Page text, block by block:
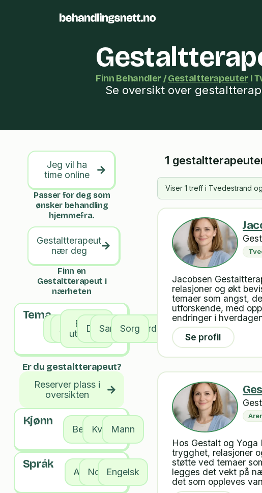
Finn Behandler /GestaltterapeuterI
Se oversikt over
Jeg vil ha
time online
Passer for deg som
ønsker behandling
hjemmefra.
Gestaltterapeut
nær deg
Finn en
Gestaltterapeut i
nærheten
Tema
AlleAngstBarns
utviklingDepresjon
Samlivsutfordringer
Sorg
Er du gestaltterapeut?
Reserver plass i
oversikten
Kjønn
BeggeKvinneMann
Språk
AlleNorskEngelsk
1
Viser 1 treff i Tvedestrand
Jacobsen
relasjoner og økt
temaer som angst,
utforskende, med
endringer i
Se profil
Hos Gestalt og
trygghet, relasjoner
støtte ved temaer
legges det vekt på
det som oppleves